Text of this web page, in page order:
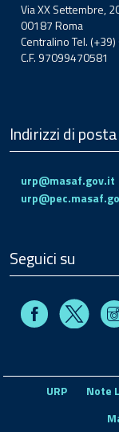
Via XX Settembre,
00187 Roma
Centralino Tel.
C.F. 97099470581
Indirizzi di
urp@masaf.gov.it
Seguici su
FacebookX
URP Note